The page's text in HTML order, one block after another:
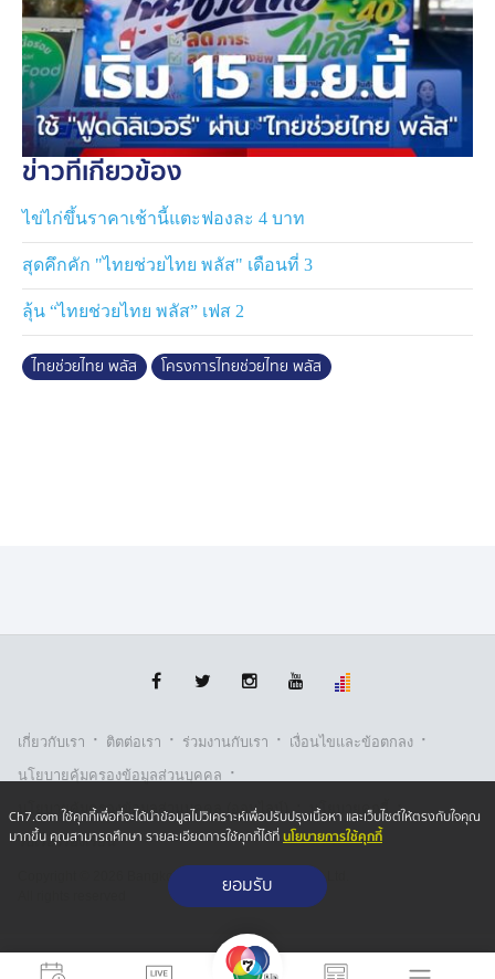
มิถุนายนนี้ และตรวจสอบความถูกต้องครบถ้วนของข้อมูล
ให้เรียบร้อยก่อนยืนยันการลงทะเบียน
สำหรับผู้ที่ลงทะเบียนยืนยันสิทธิ แล้วขึ้นสถานะข้อมูลตาม
บัตรประชาชนไม่ถูกต้อง คณะกรรมการประชารัฐสวัสดิการ
เพื่อเศรษฐกิจฐานรากและสังคม มีมติให้ผู้ลงทะเบียนที่มี
การกรอกข้อมูลเลขบัตรประจำตัวประชาชนถูกต้อง แต่มี
ทะเบียนสมบูรณ์ ไม่ต้องดำเนินการขอแก้ไขข้อมูลหรือลง
ทะเบียนใหม่ แต่ในกรณีผู้ที่ลงทะเบียนแล้วมีข้อมูลผิดพลาด
ในสาระสำคัญ รัฐบาลจะเร่งดำเนินการตรวจสอบและแก้ไข
ข้อมูลต่อไป
ทั้งนี้ กระทรวงการคลังจะประกาศผลการตรวจสอบ
คุณสมบัติของผู้ลงทะเบียนยืนยันสิทธิในวันที่ 17 กรกฎาคมนี้
ข่าวที่เกี่ยวข้อง
ไข่ไก่ขึ้นราคาเช้านี้แตะฟองละ 4 บาท
สุดคึกคัก "ไทยช่วยไทย พลัส" เดือนที่ 3
ลุ้น “ไทยช่วยไทย พลัส” เฟส 2
ไทยช่วยไทย พลัส โครงการไทยช่วยไทย พลัส
เกี่ยวกับเรา · ติตต่อเรา · ร่วมงานกับเรา · เงื่อนไขและข้อตกลง ·
นโยบายคุ้มครองข้อมูลส่วนบุคคล ·
นโยบายคุ้มครองข้อมูลส่วนบุคคล (ออนไลน์) · นโยบายคุกกี้ ·
รับเรื่องร้องเรียน
Copyright © 2026 Bangkok Broadcasting & T.V. Co.,Ltd.
Ch7.com ใช้คุกกี้เพื่อที่จะได้นำข้อมูลไปวิเคราะห์เพื่อปรับปรุงเนื้อหา และเว็บไซต์ให้ตรงกับใจคุณ
มากขึ้น คุณสามารถศึกษา รายละเอียดการใช้คุกกี้ได้ที่นโยบายการใช้คุกกี้
ยอมรับ